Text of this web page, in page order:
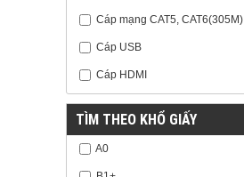
Cáp mạng CAT5, CAT6(305M)
Cáp USB
Cáp HDMI
TÌM THEO KHỔ GIẤY
A0